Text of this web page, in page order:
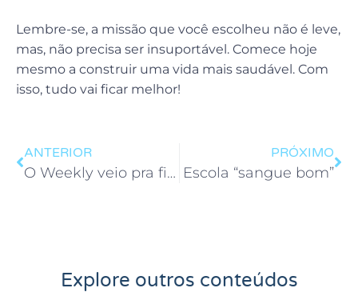
Lembre-se, a missão que você escolheu não é leve,
mas, não precisa ser insuportável. Comece hoje
mesmo a construir uma vida mais saudável. Com
isso, tudo vai ficar melhor!
ANTERIOR
O Weekly veio pra ficar
PRÓXIMO
Escola “sangue bom”
Explore outros conteúdos